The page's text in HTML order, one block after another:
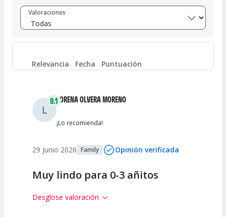
Entre 8 y 10 (4)
Entre 6 y 8 (0)
Entre 4 y 6 2
Entre 0 y 2
Valoraciones
Relevancia Fecha Puntuación
L
9.1LORENA OLVERA MORENO
¡Lo recomienda!
29 Junio 2026 Family Opinión verificada
Muy lindo para 0-3 añitos
Desglose valoración